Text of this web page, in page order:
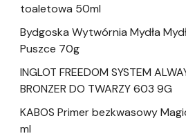
toaletowa 50ml
Bydgoska Wytwórnia Mydła
Puszce 70g
INGLOT FREEDOM SYSTEM
BRONZER DO TWARZY 603 9G
KABOS Primer bezkwasowy
ml